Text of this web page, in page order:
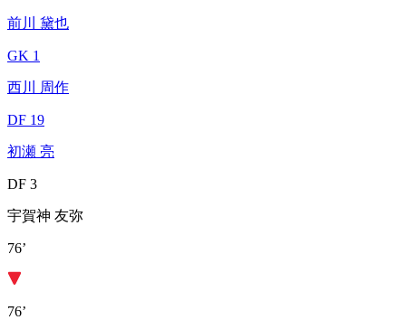
前川 黛也
GK 1
西川 周作
DF 19
初瀬 亮
DF 3
宇賀神 友弥
76’
76’